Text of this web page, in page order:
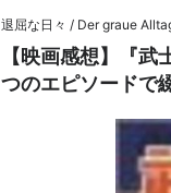
退屈な日々 / Der graue
【映画感想】『
つのエピソードで